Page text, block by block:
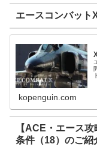
エースコンバット
kopenguin.com
【ACE・エース
条件（18）のご紹